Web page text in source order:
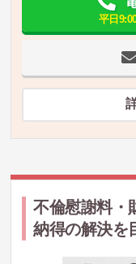
平日
不倫慰謝料・
納得の解決を